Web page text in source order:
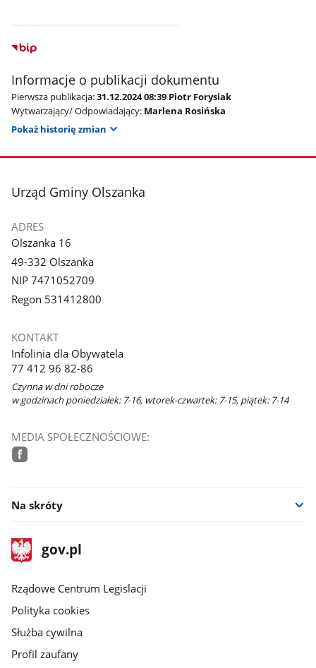
Informacje o publikacji dokumentu
Pierwsza publikacja:31.12.2024 08:39 Piotr Forysiak
Wytwarzający/ Odpowiadający: Marlena Rosińska
Pokaż historię zmian
stopka
Urząd Gminy Olszanka
ADRES
Olszanka 16
49-332 Olszanka
NIP 7471052709
Regon 531412800
KONTAKT
Infolinia dla Obywatela
77 412 96 82-86
Czynna w dni robocze
w godzinach poniedziałek: 7-16, wtorek-czwartek: 7-15, piątek: 7-14
MEDIA SPOŁECZNOŚCIOWE:
Na skróty
stopka
gov.plStrona
gov.pl
Rządowe Centrum Legislacji
Polityka cookies
Służba cywilna
Profil zaufany